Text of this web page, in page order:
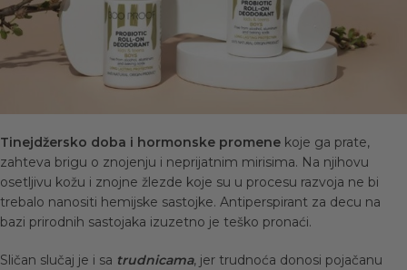
Tinejdžersko doba i hormonske promene koje ga prate,
zahteva brigu o znojenju i neprijatnim mirisima. Na njihovu
osetljivu kožu i znojne žlezde koje su u procesu razvoja ne bi
trebalo nanositi hemijske sastojke. Antiperspirant za decu na
bazi prirodnih sastojaka izuzetno je teško pronaći.
Sličan slučaj je i sa trudnicama, jer trudnoća donosi pojačanu